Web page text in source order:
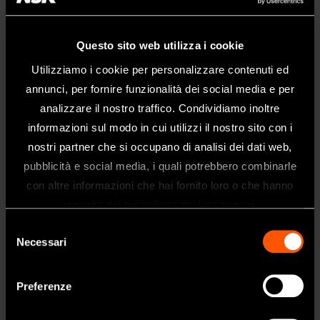
Questo sito web utilizza i cookie
Utilizziamo i cookie per personalizzare contenuti ed
annunci, per fornire funzionalità dei social media e per
analizzare il nostro traffico. Condividiamo inoltre
informazioni sul modo in cui utilizzi il nostro sito con i
nostri partner che si occupano di analisi dei dati web,
pubblicità e social media, i quali potrebbero combinarle
con altre informazioni che hai fornito loro o che hanno
Necessari
Preferenze
Benvenuti nel sito web di NSK Dental
Italy
Le punte V-P26R/L presentano due diverse curvature. Gli angoli
ampi permettono di accedere ad aree impossibili da raggiungere
Queste punte sono ideali per accedere alle superfici distali dei
molari e agli angoli, poiché la loro estremità si adatta
• Conf. da 3 pz
• Curvatura a destra
• Supporto V10 non incluso